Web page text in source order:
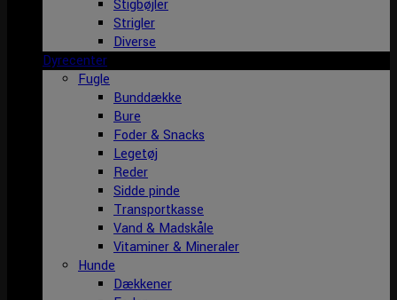
Stigbøjler
Strigler
Diverse
Dyrecenter
Fugle
Bunddække
Bure
Foder & Snacks
Legetøj
Reder
Sidde pinde
Transportkasse
Vand & Madskåle
Vitaminer & Mineraler
Hunde
Dækkener